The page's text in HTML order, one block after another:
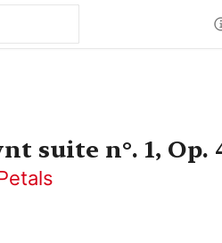
suite n°. 1, Op.